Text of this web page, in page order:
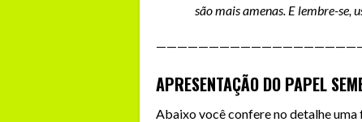
são mais amenas. E lembre-se,
APRESENTAÇÃO DO PAPEL
Abaixo você confere no detalhe